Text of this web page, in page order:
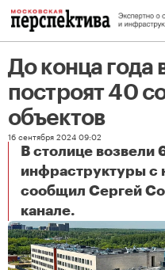
До конца года
построят 40
объектов
16 сентября 2024 09:02
В столице возвели
инфраструктуры с
сообщил Сергей
канале.